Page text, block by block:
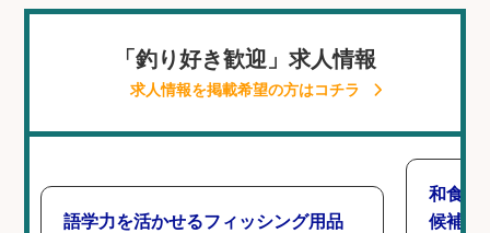
「釣り好き歓迎」求人情報
求人情報を掲載希望の方はコチラ
語学力を活かせるフィッシング用品
和食,
候補/